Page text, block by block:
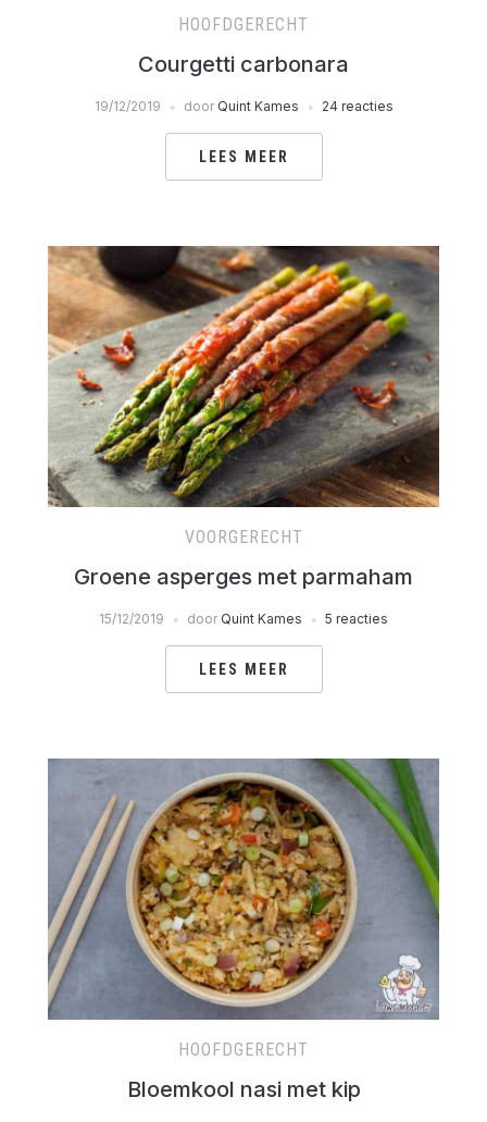
HOOFDGERECHT
Courgetti carbonara
19/12/2019 door Quint Kames 24 reacties
LEES MEER
VOORGERECHT
Groene asperges met parmaham
15/12/2019 door Quint Kames 5 reacties
LEES MEER
HOOFDGERECHT
Bloemkool nasi met kip